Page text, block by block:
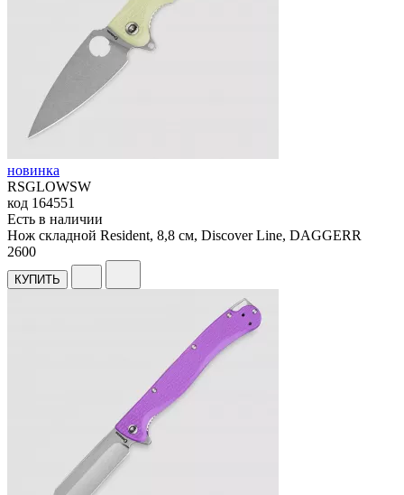
новинка
RSGLOWSW
код 164551
Есть в наличии
Нож складной Resident, 8,8 см, Discover Line, DAGGERR
2600
КУПИТЬ